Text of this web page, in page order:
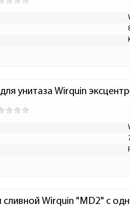
унитаза Wirquin
сливной Wirquin "МD2" с